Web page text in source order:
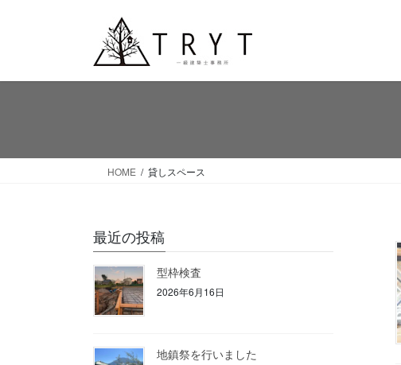
ツ
ッ
シ
移
HOME 貸しスペース
最近の投稿
型枠検査
2026年6月16日
地鎮祭を行いました